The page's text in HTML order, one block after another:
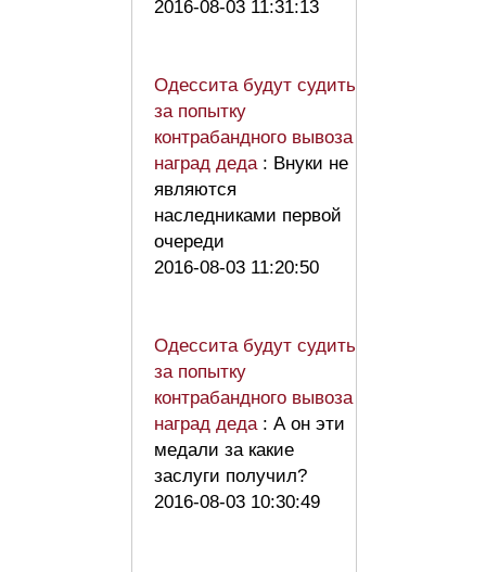
2016-08-03 11:31:13
Одессита будут судить
за попытку
контрабандного вывоза
наград деда : Внуки не
являются
наследниками первой
очереди
2016-08-03 11:20:50
Одессита будут судить
за попытку
контрабандного вывоза
наград деда : А он эти
медали за какие
заслуги получил?
2016-08-03 10:30:49